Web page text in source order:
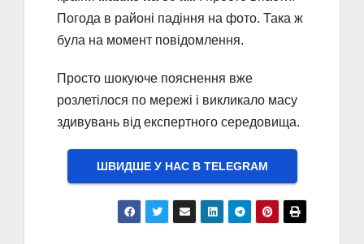
Погода в районі падіння на фото. Така ж
була на момент повідомлення.
Просто шокуюче пояснення вже
розлетілося по мережі і викликало масу
здивувань від експертного середовища.
ШВИДШЕ У НАС В ТELEGRAM